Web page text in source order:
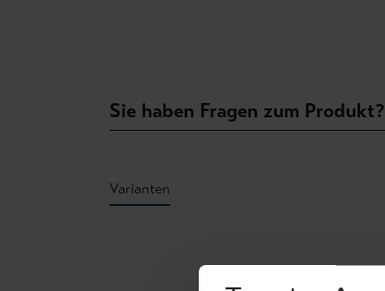
Sie haben Fragen zum Produkt?
Varianten